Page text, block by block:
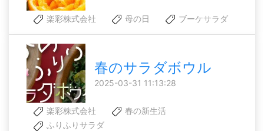
楽彩株式会社 母の日 ブーケサラダ
春のサラダボウル
2025-03-31 11:13:28
楽彩株式会社
春の新生活
ふりふりサラダ